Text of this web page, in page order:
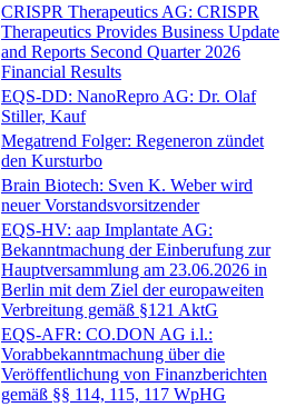
CRISPR Therapeutics AG: CRISPR
Therapeutics Provides Business Update
and Reports Second Quarter 2026
Financial Results
EQS-DD: NanoRepro AG: Dr. Olaf
Stiller, Kauf
Megatrend Folger: Regeneron zündet
den Kursturbo
Brain Biotech: Sven K. Weber wird
neuer Vorstandsvorsitzender
EQS-HV: aap Implantate AG:
Bekanntmachung der Einberufung zur
Hauptversammlung am 23.06.2026 in
Berlin mit dem Ziel der europaweiten
Verbreitung gemäß §121 AktG
EQS-AFR: CO.DON AG i.l.:
Vorabbekanntmachung über die
Veröffentlichung von Finanzberichten
gemäß §§ 114, 115, 117 WpHG